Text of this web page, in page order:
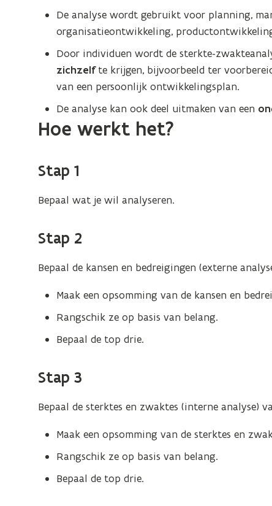
De analyse wordt gebruikt voor planning,
organisatieontwikkeling,
Door individuen wordt de sterkte-
zichzelfte krijgen, bijvoorbeeld ter
van een persoonlijk ontwikkelingsplan.
De analyse kan ook deel uitmaken van een
Hoe werkt het?
Stap 1
Bepaal wat je wil analyseren.
Stap 2
Bepaal de kansen en bedreigingen (externe
Maak een opsomming van de kansen en
Rangschik ze op basis van belang.
Bepaal de top drie.
Stap 3
Bepaal de sterktes en zwaktes (interne analyse)
Maak een opsomming van de sterktes en
Rangschik ze op basis van belang.
Bepaal de top drie.